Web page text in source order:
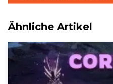
Ähnliche Artikel